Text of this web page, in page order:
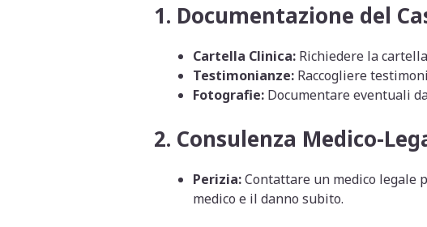
1. Documentazione del
Cartella Clinica:Richiedere la
Testimonianze:Raccogliere
Fotografie:Documentare eventuali
2. Consulenza Medico-
Perizia:Contattare un medico legale
medico e il danno subito.